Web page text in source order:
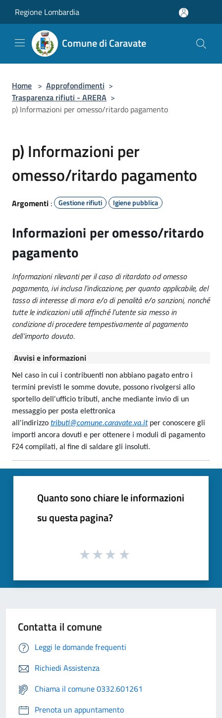
Regione Lombardia
Comune di Caravate
Home > Approfondimenti >
Trasparenza rifiuti - ARERA >
p) Informazioni per omesso/ritardo pagamento
p) Informazioni per
omesso/ritardo pagamento
Argomenti : Gestione rifiuti Igiene pubblica
Informazioni per omesso/ritardo
pagamento
Informazioni rilevanti per il caso di ritardato od omesso
pagamento, ivi inclusa l’indicazione, per quanto applicabile, del
tasso di interesse di mora e/o di penalità e/o sanzioni, nonché
tutte le indicazioni utili affinché l’utente sia messo in
condizione di procedere tempestivamente al pagamento
dell’importo dovuto.
Avvisi e informazioni
Nel caso in cui i contribuenti non abbiano pagato entro i
termini previsti le somme dovute, possono rivolgersi allo
sportello dell'ufficio tributi, anche mediante invio di un
messaggio per posta elettronica
all'indirizzo tributi@comune.caravate.va.it per conoscere gli
importi ancora dovuti e per ottenere i moduli di pagamento
F24 compilati, al fine di saldare gli insoluti.
Quanto sono chiare le informazioni
su questa pagina?
Contatta il comune
Leggi le domande frequenti
Richiedi Assistenza
Chiama il comune 0332.601261
Prenota un appuntamento